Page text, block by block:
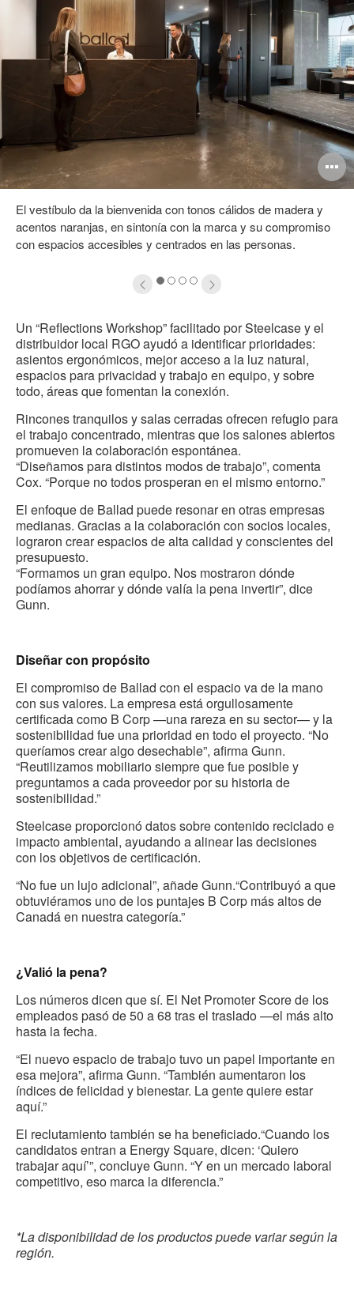
El vestíbulo da la bienvenida con tonos cálidos de madera y
acentos naranjas, en sintonía con la marca y su compromiso
con espacios accesibles y centrados en las personas.
1234
Un “Reflections Workshop” facilitado por Steelcase y el
distribuidor local RGO ayudó a identificar prioridades:
asientos ergonómicos, mejor acceso a la luz natural,
espacios para privacidad y trabajo en equipo, y sobre
todo, áreas que fomentan la conexión.
Rincones tranquilos y salas cerradas ofrecen refugio para
el trabajo concentrado, mientras que los salones abiertos
promueven la colaboración espontánea.
“Diseñamos para distintos modos de trabajo”, comenta
Cox. “Porque no todos prosperan en el mismo entorno.”
El enfoque de Ballad puede resonar en otras empresas
medianas. Gracias a la colaboración con socios locales,
lograron crear espacios de alta calidad y conscientes del
presupuesto.
“Formamos un gran equipo. Nos mostraron dónde
podíamos ahorrar y dónde valía la pena invertir”, dice
Gunn.
Diseñar con propósito
El compromiso de Ballad con el espacio va de la mano
con sus valores. La empresa está orgullosamente
certificada como B Corp —una rareza en su sector— y la
sostenibilidad fue una prioridad en todo el proyecto. “No
queríamos crear algo desechable”, afirma Gunn.
“Reutilizamos mobiliario siempre que fue posible y
preguntamos a cada proveedor por su historia de
sostenibilidad.”
Steelcase proporcionó datos sobre contenido reciclado e
impacto ambiental, ayudando a alinear las decisiones
con los objetivos de certificación.
“No fue un lujo adicional”, añade Gunn.“Contribuyó a que
obtuviéramos uno de los puntajes B Corp más altos de
Canadá en nuestra categoría.”
¿Valió la pena?
Los números dicen que sí. El Net Promoter Score de los
empleados pasó de 50 a 68 tras el traslado —el más alto
hasta la fecha.
“El nuevo espacio de trabajo tuvo un papel importante en
esa mejora”, afirma Gunn. “También aumentaron los
índices de felicidad y bienestar. La gente quiere estar
aquí.”
El reclutamiento también se ha beneficiado.“Cuando los
candidatos entran a Energy Square, dicen: ‘Quiero
trabajar aquí’”, concluye Gunn. “Y en un mercado laboral
competitivo, eso marca la diferencia.”
*La disponibilidad de los productos puede variar según la
región.